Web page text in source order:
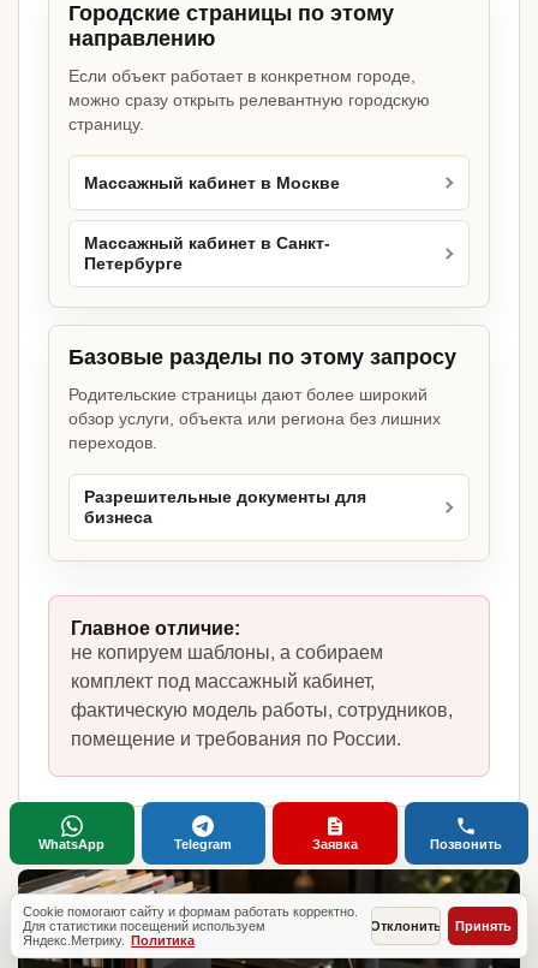
Городские страницы по этому
направлению
Если объект работает в конкретном городе,
можно сразу открыть релевантную городскую
страницу.
Массажный кабинет в Москве
Массажный кабинет в Санкт-
Петербурге
Базовые разделы по этому запросу
Родительские страницы дают более широкий
обзор услуги, объекта или региона без лишних
переходов.
Разрешительные документы для
бизнеса
Главное отличие:
не копируем шаблоны, а собираем
комплект под массажный кабинет,
фактическую модель работы, сотрудников,
помещение и требования по России.
Cookie помогают сайту и формам работать корректно.
Для статистики посещений используем
Яндекс.Метрику. Политика
Отклонить Принять
WhatsApp Telegram Заявка Позвонить